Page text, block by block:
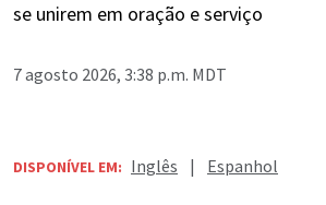
se unirem em oração e serviço
7 agosto 2026, 3:38 p.m. MDT
DISPONÍVEL EM: Inglês | Espanhol